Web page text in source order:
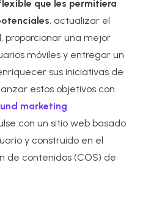
que les permitiera
, actualizar el
proporcionar una mejor
móviles y entregar un
sus iniciativas de
estos objetivos con
marketing
con un sitio web basado
y construido en el
de contenidos (COS) de